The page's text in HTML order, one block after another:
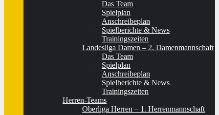
Das Team
Spielplan
Anschreibeplan
Spielberichte & News
Trainingszeiten
Landesliga Damen – 2. Damenmannschaft
Das Team
Spielplan
Anschreibeplan
Spielberichte & News
Trainingszeiten
Herren-Teams
Oberliga Herren – 1. Herrenmannschaft